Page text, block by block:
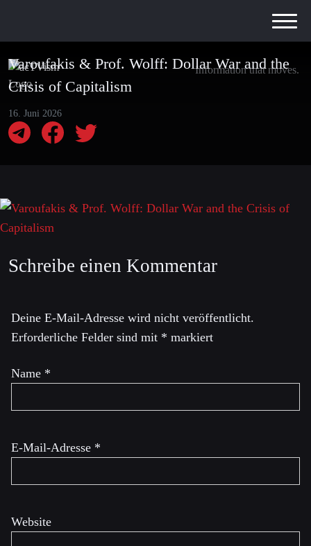
Information that moves.
Varoufakis & Prof. Wolff: Dollar War and the
Crisis of Capitalism
16. Juni 2026
Schreibe einen Kommentar
Deine E-Mail-Adresse wird nicht veröffentlicht.
Erforderliche Felder sind mit * markiert
Name *
E-Mail-Adresse *
Website